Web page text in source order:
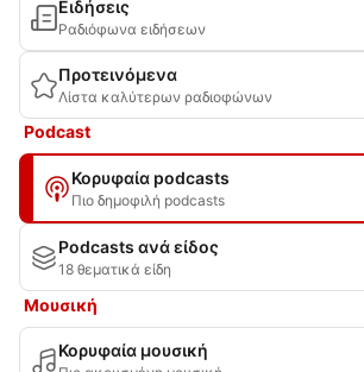
Ειδήσεις
Ραδιόφωνα ειδήσεων
Προτεινόμενα
Λίστα καλύτερων ραδιοφώνων
Podcast
Κορυφαία podcasts
Πιο δημοφιλή podcasts
Podcasts ανά είδος
18 θεματικά είδη
Μουσική
Κορυφαία μουσική